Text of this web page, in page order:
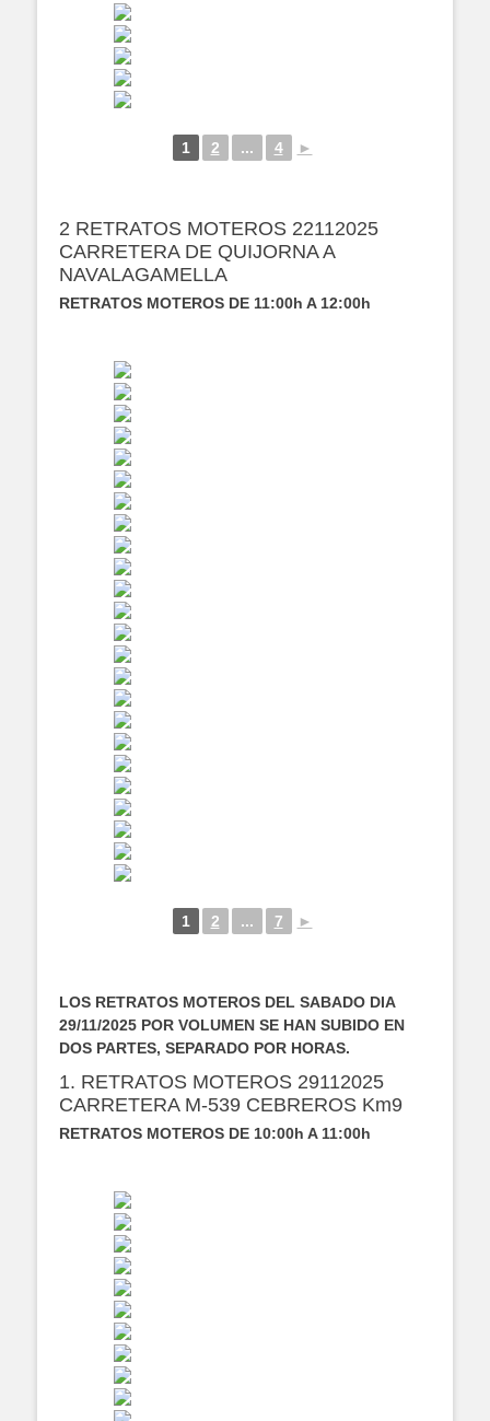
1 2 ... 4 ►
2 RETRATOS MOTEROS 22112025
CARRETERA DE QUIJORNA A
NAVALAGAMELLA
RETRATOS MOTEROS DE 11:00h A 12:00h
1 2 ... 7 ►
LOS RETRATOS MOTEROS DEL SABADO DIA
29/11/2025 POR VOLUMEN SE HAN SUBIDO EN
DOS PARTES, SEPARADO POR HORAS.
1. RETRATOS MOTEROS 29112025
CARRETERA M-539 CEBREROS Km9
RETRATOS MOTEROS DE 10:00h A 11:00h